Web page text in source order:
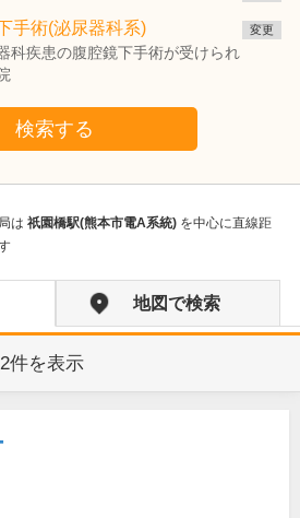
手術(泌尿器科系)
科疾患の腹腔鏡下手術が受けられ
変更
検索する
は 祇園橋駅(熊本市電A系統) を中心に直線距
地図で検索
2件を表示